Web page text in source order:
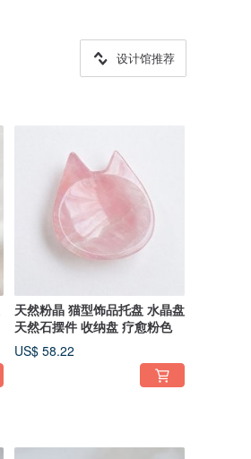
设计馆推荐
天然粉晶 猫型饰品托盘 水晶盘
天然石摆件 收纳盘 疗愈粉色
US$ 58.22